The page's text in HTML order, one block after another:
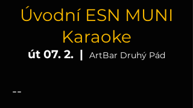
Úvodní ESN MUNI
Karaoke
út 07. 2.
  |
ArtBar Druhý Pád
--